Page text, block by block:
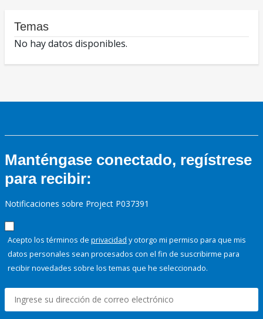
Temas
No hay datos disponibles.
Manténgase conectado, regístrese
para recibir:
Notificaciones sobre Project P037391
Acepto los términos de privacidad y otorgo mi permiso para que mis
datos personales sean procesados con el fin de suscribirme para
recibir novedades sobre los temas que he seleccionado.